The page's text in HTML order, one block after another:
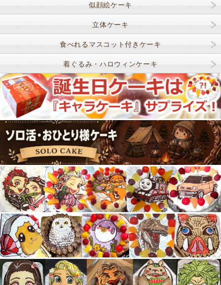
似顔絵ケーキ
立体ケーキ
食べれるマスコット付きケーキ
着ぐるみ・ハロウィンケーキ